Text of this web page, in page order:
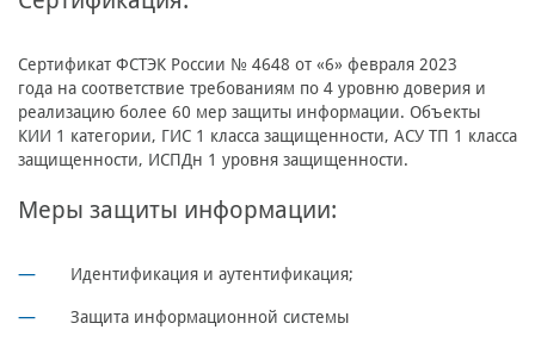
Сертификат ФСТЭК России № 4648 от «6» февраля 2023
года на соответствие требованиям по 4 уровню доверия и
реализацию более 60 мер защиты информации. Объекты
КИИ 1 категории, ГИС 1 класса защищенности, АСУ ТП 1 класса
защищенности, ИСПДн 1 уровня защищенности.
Меры защиты информации:
Идентификация и аутентификация;
Защита информационной системы